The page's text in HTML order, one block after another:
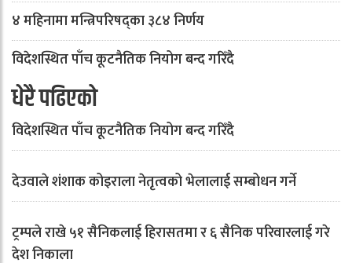
४ महिनामा मन्त्रिपरिषद्का ३८४ निर्णय
विदेशस्थित पाँच कूटनैतिक नियोग बन्द गरिँदै
धेरै पढिएको
विदेशस्थित पाँच कूटनैतिक नियोग बन्द गरिँदै
देउवाले शंशाक कोइराला नेतृत्वको भेलालाई सम्बोधन गर्ने
ट्रम्पले राखे ५१ सैनिकलाई हिरासतमा र ६ सैनिक परिवारलाई गरे
देश निकाला